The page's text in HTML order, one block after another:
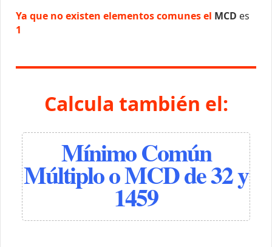
Ya que no existen elementos comunes el MCD es
1
Calcula también el:
Mínimo Común
Múltiplo o MCD de 32 y
1459